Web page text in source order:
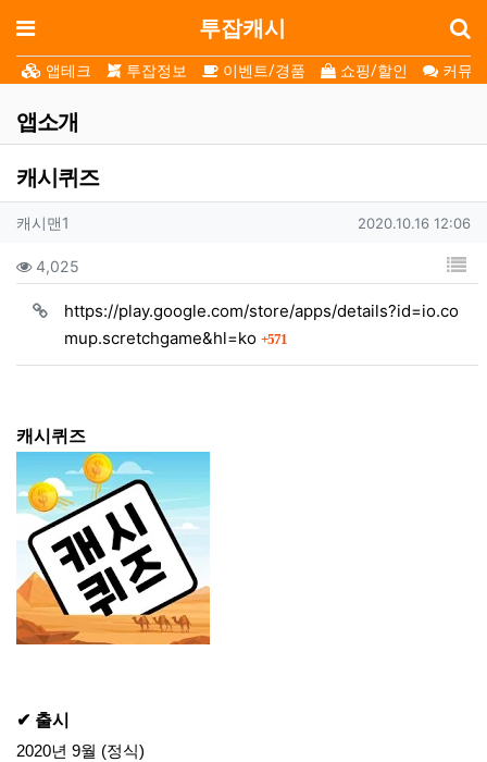
메뉴 투잡캐시
앱테크 투잡정보 이벤트/경품 쇼핑/할인 커뮤
앱소개
캐시퀴즈
작성자 정보
작성자
캐시맨1 작성일
2020.10.16 12:06
컨텐츠 정보
조회4,025 목
https://play.google.com/store/apps/details?id=io.co
mup.scretchgame&hl=ko
571
캐시퀴즈
✔ 출시
2020년 9월 (정식)